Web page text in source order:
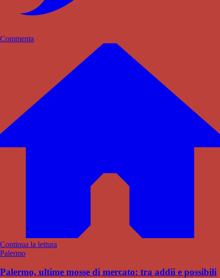
Commenta
Continua la lettura
Palermo
Palermo, ultime mosse di mercato: tra addii e possibili